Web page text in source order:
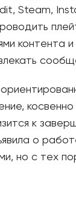
Steam,
контента
косвенно
к
о
но с тех